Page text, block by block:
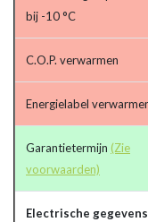
bij -10 °C
C.O.P. verwarmen
Energielabel
Garantietermijn (Zie
voorwaarden)
Electrische gegevens